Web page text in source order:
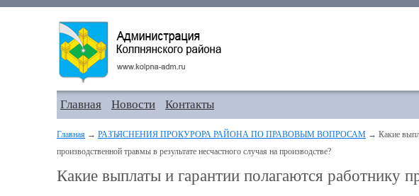
Главная Новости Контакты
Главная → РАЗЪЯСНЕНИЯ ПРОКУРОРА РАЙОНА ПО ПРАВОВЫМ ВОПРОСАМ → Какие
производственной травмы в результате несчастного случая на производстве?
Какие выплаты и гарантии полагаются работнику